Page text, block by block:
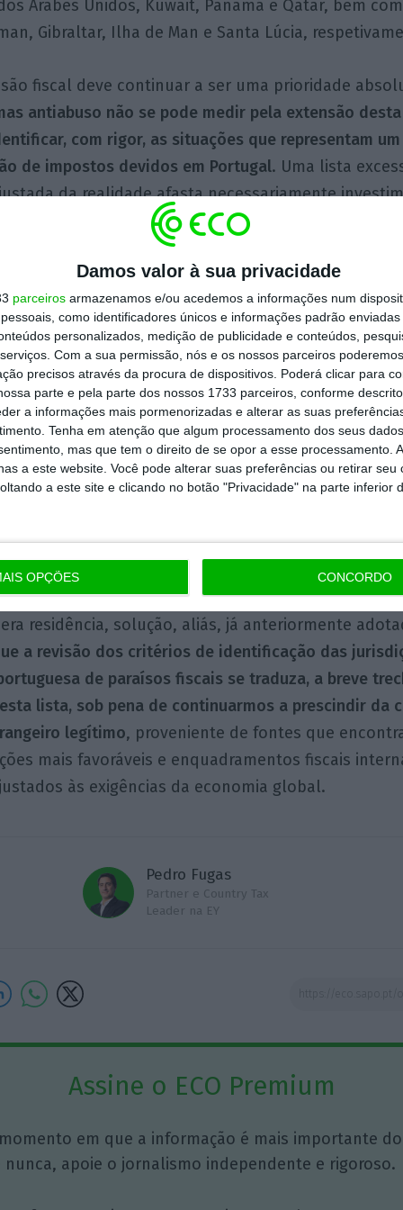
Damos valor à sua privacidade
parceiros armazenamos e/ou acedemos a informações num
como identificadores únicos e informações padrão
personalizados, medição de publicidade e conteúdos,
Com a sua permissão, nós e os nossos parceiros
precisos através da procura de dispositivos. Poderá clicar para
parte e pela parte dos nossos 1733 parceiros, conforme
a informações mais pormenorizadas e alterar as suas
Tenha em atenção que algum processamento dos seus
mas que tem o direito de se opor a esse processamento.
a este website. Você pode alterar suas preferências ou retirar seu
a este site e clicando no botão "Privacidade" na parte inferior
OPÇÕES CONCORDO
Árabes Unidos, Kuwait, Panamá e Qatar, bem
Gibraltar, Ilha de Man e Santa Lúcia,
fiscal deve continuar a ser uma prioridade
antiabuso não se pode medir pela extensão
com rigor, as situações que representam
de impostos devidos em Portugal. Uma lista
da realidade afasta necessariamente
no combate à evasão fiscal.
procedeu recentemente à revisão da sua lista
num movimento que evidencia uma tendência
Portugal pode seguir agora um caminho que
O objetivo não deve ser consagrar a lista mais
que assegure uma proteção efetiva da receita
assumidos por Portugal e não
um entrave injustificado à competitividade e à
nomeadamente afastando investimento dos
enfrentam estes mesmos constrangimentos
critérios constitui também uma oportunidade para
é mais adequado atender a regimes fiscais
residência, solução, aliás, já anteriormente
a revisão dos critérios de identificação das
de paraísos fiscais se traduza, a breve
lista, sob pena de continuarmos a prescindir da
legítimo, proveniente de fontes que
mais favoráveis e enquadramentos fiscais
às exigências da economia global.
Pedro Fugas
Partner e Country Tax
Leader na EY
Assine o ECO Premium
em que a informação é mais importante do
nunca, apoie o jornalismo independente e rigoroso.